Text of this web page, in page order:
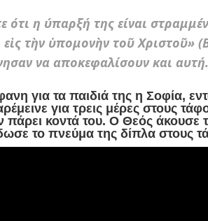
ότι η ύπαρξή της είναι
εἰς τὴν ὑπομονὴν τοῦ Χριστοῦ»
να αποκεφαλίσουν και αυτή.
για τα παιδιά της η Σοφία,
για τρεις μέρες στους
πάρει κοντά του. Ο Θεός άκουσε
το πνεύμα της δίπλα στους